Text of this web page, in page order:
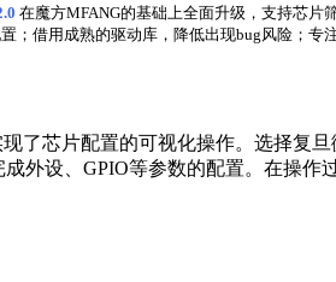
在魔方MFANG的基础上全面升级，支持芯片
；借用成熟的驱动库，降低出现bug风险；专
了芯片配置的可视化操作。选择复
外设、GPIO等参数的配置。在操作